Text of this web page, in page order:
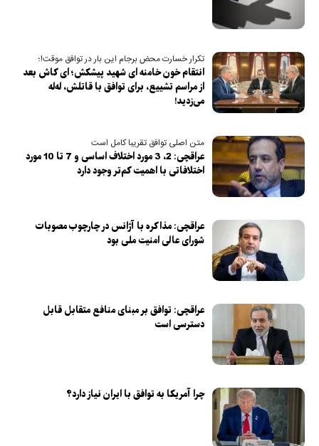
تکرار خسارت محض برجام این بار در توافق موقت!؛
انتقام خون خامنه ای شهید پیشکش؛ ای کاش بعد
از مراسم تشییع، برای توافق با قاتلش، له‌له
می‌زدید! ‌ ‌
متن اصلی توافق تقریبا کامل است
عراقچی: 2، 3 مورد اختلاف اساسی و 7 تا 10 مورد
اختلافاتی با اهمیت کم‌تر وجود دارد
عراقچی: مذاکره با آژانس در چارچوب مصوبات
شورای عالی امنیت ملی بود
عراقچی: توافق بر مبنای منافع متقابل قابل
دسترسی است
چرا آمریکا به توافق با ایران نیاز دارد؟